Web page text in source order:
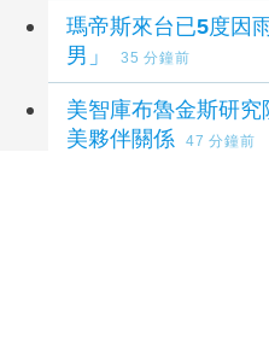
瑪帝斯來台已5度因
男」
35 分鐘前
美智庫布魯金斯研
美夥伴關係
47 分鐘前